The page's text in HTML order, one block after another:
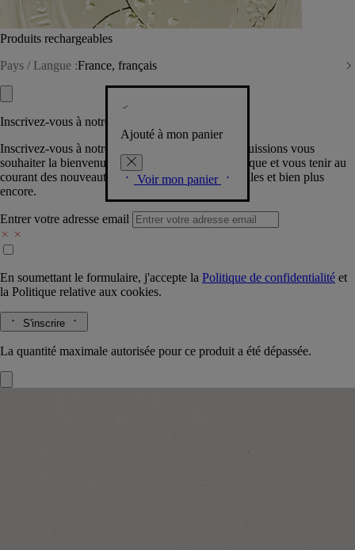
Produits rechargeables
Pays / Langue :France, français
Ajouté à mon panier
Voir mon panier
Inscrivez-vous à notre Newsletter
Inscrivez-vous à notre newsletter pour que nous puissions vous
souhaiter la bienvenue dans la communauté Diptyque et vous tenir au
courant des nouveautés, événements, offres spéciales et bien plus
encore.
Entrer votre adresse email
En soumettant le formulaire, j'accepte la Politique de confidentialité et
la Politique relative aux cookies.
S'inscrire
La quantité maximale autorisée pour ce produit a été dépassée.